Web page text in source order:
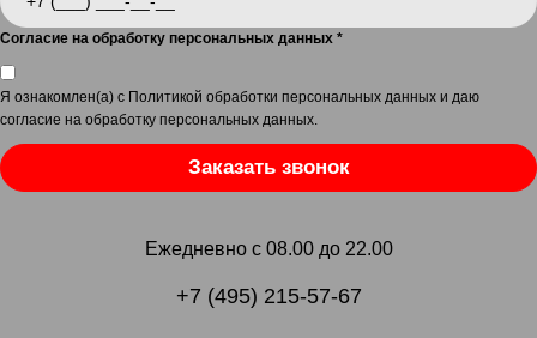
Согласие на обработку персональных данных *
Я ознакомлен(а) с Политикой обработки персональных данных и даю
согласие на обработку персональных данных
Заказать звонок
Ежедневно с 08.00 до 22.00
+7 (495) 215-57-67